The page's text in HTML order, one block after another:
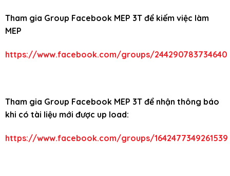
Tham gia Group Facebook MEP 3T để kiếm việc làm
MEP
https://www.facebook.com/groups/244290783734640
Tham gia Group Facebook MEP 3T để nhận thông báo
khi có tài liệu mới được up load:
https://www.facebook.com/groups/1642477349261539